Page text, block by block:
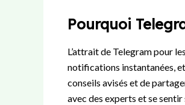
Pourquoi
L’attrait de Telegram pour
notifications instantanées,
conseils avisés et de
avec des experts et se